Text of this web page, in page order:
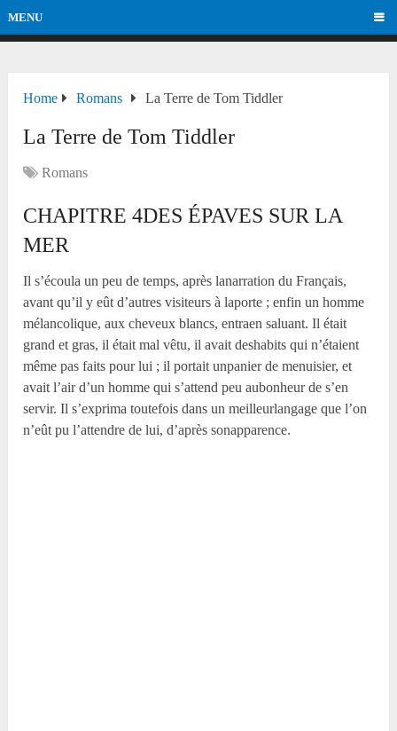
MENU
Home Romans La Terre de Tom Tiddler
La Terre de Tom Tiddler
Romans
CHAPITRE 4DES ÉPAVES SUR LA
MER
Il s’écoula un peu de temps, après lanarration du Français,
avant qu’il y eût d’autres visiteurs à laporte ; enfin un homme
mélancolique, aux cheveux blancs, entraen saluant. Il était
grand et gras, il était mal vêtu, il avait deshabits qui n’étaient
même pas faits pour lui ; il portait unpanier de menuisier, et
avait l’air d’un homme qui s’attend peu aubonheur de s’en
servir. Il s’exprima toutefois dans un meilleurlangage que l’on
n’eût pu l’attendre de lui, d’après sonapparence.